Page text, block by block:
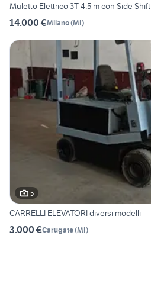
Muletto Elettrico 3T 4.5 m con Side Shift
14.000 €Milano(MI)
5
CARRELLI ELEVATORI diversi modelli
3.000 €Carugate(MI)